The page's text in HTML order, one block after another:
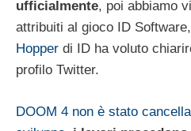
ufficialmente, poi abbiamo
attribuiti al gioco ID
Hopper di ID ha voluto
profilo Twitter.
DOOM 4 non è stato